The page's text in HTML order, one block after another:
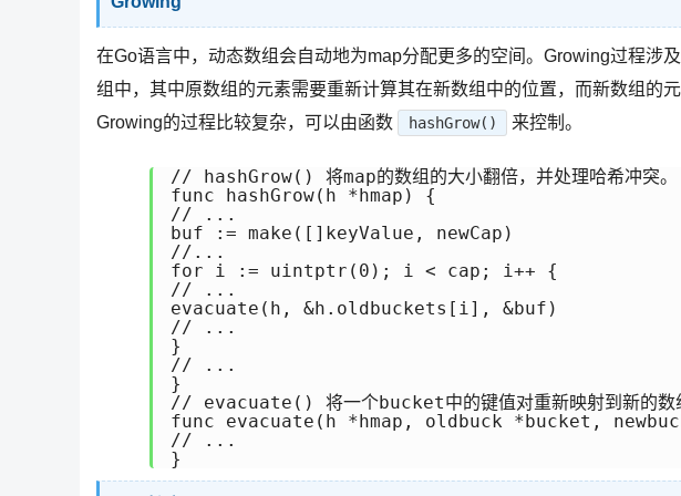
在Go语言中，动态数组会自动地为map分配更多的空间。Growing过程涉
组中，其中原数组的元素需要重新计算其在新数组中的位置，而新数组的
Growing的过程比较复杂，可以由函数
hashGrow() 来控制。
// hashGrow() 将map的数组的大小翻倍，并处理哈希冲突。
func hashGrow(h *hmap) {
// ...
buf := make([]keyValue, newCap)
//...
for i := uintptr(0); i < cap; i++ {
// ...
evacuate(h, &h.oldbuckets[i], &buf)
// ...
}
// ...
}
// evacuate() 将一个bucket中的键值对重新映射到新的数
func evacuate(h *hmap, oldbuck *bucket,
// ...
}